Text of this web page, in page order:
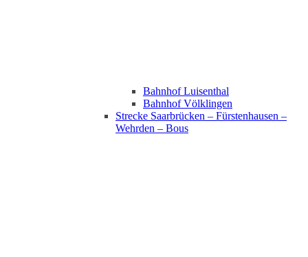
Bahnhof Luisenthal
Bahnhof Völklingen
Strecke Saarbrücken – Fürstenhausen –
Wehrden – Bous